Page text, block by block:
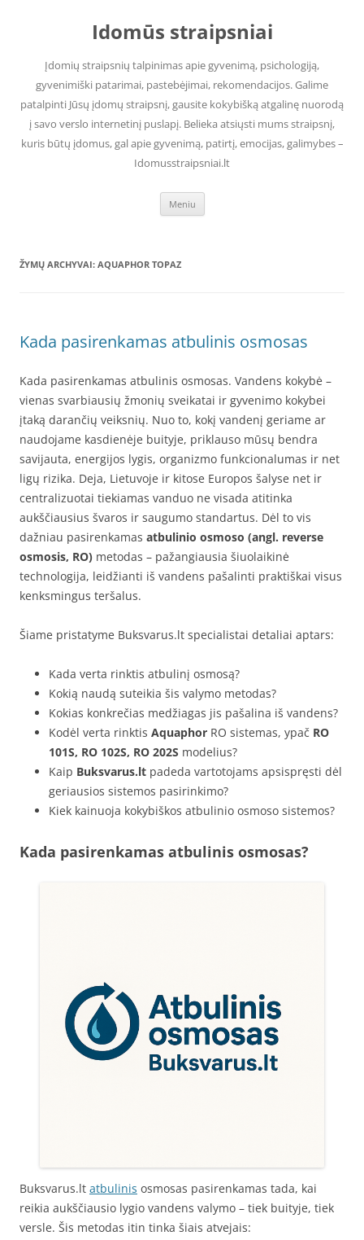
Idomūs straipsniai
Įdomių straipsnių talpinimas apie gyvenimą, psichologiją,
gyvenimiški patarimai, pastebėjimai, rekomendacijos. Galime
patalpinti Jūsų įdomų straipsnį, gausite kokybišką atgalinę nuorodą
į savo verslo internetinį puslapį. Belieka atsiųsti mums straipsnį,
kuris būtų įdomus, gal apie gyvenimą, patirtį, emocijas, galimybes –
Idomusstraipsniai.lt
Meniu
ŽYMŲ ARCHYVAI: AQUAPHOR TOPAZ
Kada pasirenkamas atbulinis osmosas
Kada pasirenkamas atbulinis osmosas. Vandens kokybė –
vienas svarbiausių žmonių sveikatai ir gyvenimo kokybei
įtaką darančių veiksnių. Nuo to, kokį vandenį geriame ar
naudojame kasdienėje buityje, priklauso mūsų bendra
savijauta, energijos lygis, organizmo funkcionalumas ir net
ligų rizika. Deja, Lietuvoje ir kitose Europos šalyse net ir
centralizuotai tiekiamas vanduo ne visada atitinka
aukščiausius švaros ir saugumo standartus. Dėl to vis
dažniau pasirenkamas atbulinio osmoso (angl. reverse
osmosis, RO) metodas – pažangiausia šiuolaikinė
technologija, leidžianti iš vandens pašalinti praktiškai visus
kenksmingus teršalus.
Šiame pristatyme Buksvarus.lt specialistai detaliai aptars:
Kada verta rinktis atbulinį osmosą?
Kokią naudą suteikia šis valymo metodas?
Kokias konkrečias medžiagas jis pašalina iš vandens?
Kodėl verta rinktis Aquaphor RO sistemas, ypač RO
101S, RO 102S, RO 202S modelius?
Kaip Buksvarus.lt padeda vartotojams apsispręsti dėl
geriausios sistemos pasirinkimo?
Kiek kainuoja kokybiškos atbulinio osmoso sistemos?
Kada pasirenkamas atbulinis osmosas?
Buksvarus.lt atbulinis osmosas pasirenkamas tada, kai
reikia aukščiausio lygio vandens valymo – tiek buityje, tiek
versle. Šis metodas itin tinka šiais atvejais: